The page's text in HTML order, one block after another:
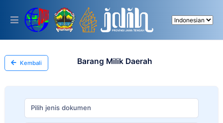
This
includes
accessibility
system.
Kembali Barang Milik Daerah
Pilih jenis dokumen